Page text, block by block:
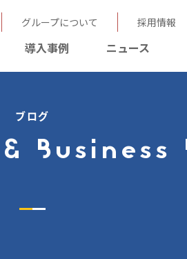
グループについて 採用情報
導入事例 ニュース
ブログ
Business